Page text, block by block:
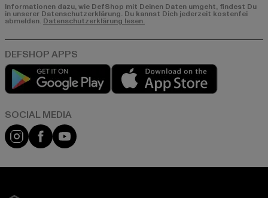
Informationen dazu, wie DefShop mit Deinen Daten umgeht, findest Du
in unserer Datenschutzerklärung. Du kannst Dich jederzeit kostenfei
abmelden.Datenschutzerklärung lesen.
Play market
Instagram
FacebookYouTube